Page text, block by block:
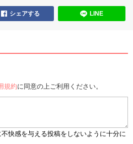
シェアする LINE
規約に同意の上ご利用ください。